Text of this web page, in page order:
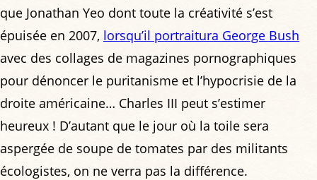
que Jonathan Yeo dont toute la créativité s’est
épuisée en 2007, lorsqu’il portraitura George Bush
avec des collages de magazines pornographiques
pour dénoncer le puritanisme et l’hypocrisie de la
droite américaine… Charles III peut s’estimer
heureux ! D’autant que le jour où la toile sera
aspergée de soupe de tomates par des militants
écologistes, on ne verra pas la différence.